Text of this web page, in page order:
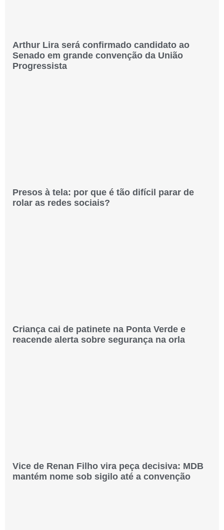
Arthur Lira será confirmado candidato ao
Senado em grande convenção da União
Progressista
Presos à tela: por que é tão difícil parar de
rolar as redes sociais?
Criança cai de patinete na Ponta Verde e
reacende alerta sobre segurança na orla
Vice de Renan Filho vira peça decisiva: MDB
mantém nome sob sigilo até a convenção